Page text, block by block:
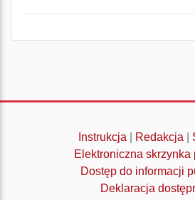
Instrukcja Redakcja
Elektroniczna skrzynka
Dostęp do informacji
Deklaracja